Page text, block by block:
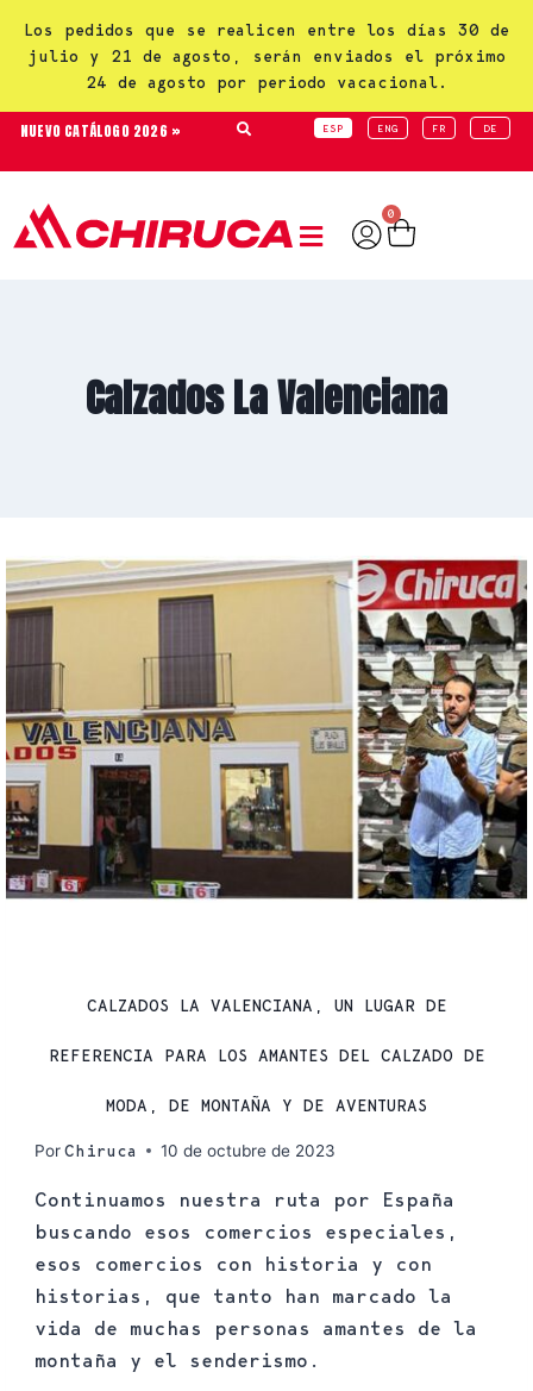
Los pedidos que se realicen entre los días 30 de
julio y 21 de agosto, serán enviados el próximo
24 de agosto por periodo vacacional.
NUEVO CATÁLOGO 2026 » ESP ENG FR DE
0
Calzados La Valenciana
CALZADOS LA VALENCIANA, UN LUGAR DE
REFERENCIA PARA LOS AMANTES DEL CALZADO DE
MODA, DE MONTAÑA Y DE AVENTURAS
PorChiruca 10 de octubre de 2023
Continuamos nuestra ruta por España
buscando esos comercios especiales,
esos comercios con historia y con
historias, que tanto han marcado la
vida de muchas personas amantes de la
montaña y el senderismo.